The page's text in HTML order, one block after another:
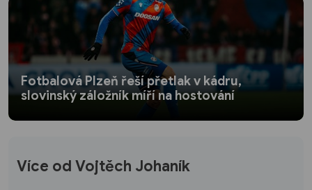
Fotbalová Plzeň řeší přetlak v kádru,
slovinský záložník míří na hostování
Více od Vojtěch Johaník